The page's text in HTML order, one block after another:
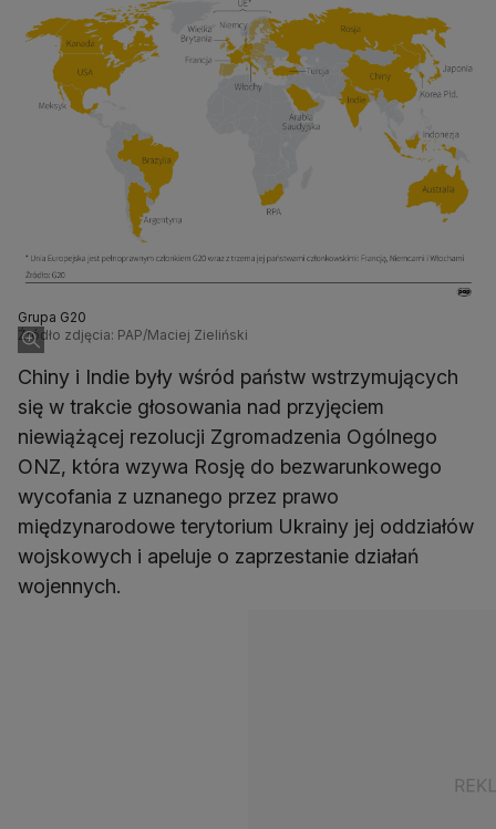
Grupa G20
Źródło zdjęcia: PAP/Maciej Zieliński
Chiny i Indie były wśród państw wstrzymujących
się w trakcie głosowania nad przyjęciem
niewiążącej rezolucji Zgromadzenia Ogólnego
ONZ, która wzywa Rosję do bezwarunkowego
wycofania z uznanego przez prawo
międzynarodowe terytorium Ukrainy jej oddziałów
wojskowych i apeluje o zaprzestanie działań
wojennych.